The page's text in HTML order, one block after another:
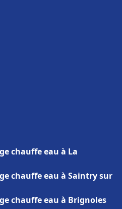
chauffe eau à La
chauffe eau à Saintry sur
chauffe eau à Brignoles